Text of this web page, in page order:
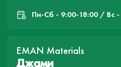
Пн-Cб - 9:00-18:00 / Вс -
EMAN Materials
Джами